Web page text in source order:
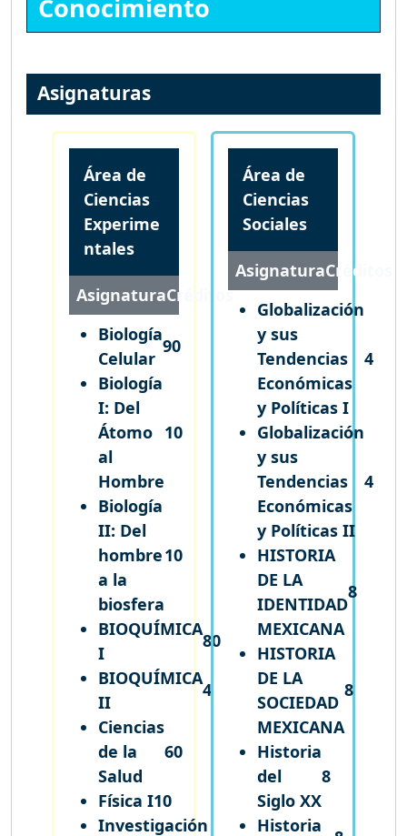
Conocimiento
Asignaturas
Área de
Ciencias
Experime
ntales
AsignaturaCréditos
Biología
Celular
90
Biología
I: Del
Átomo
al
Hombre
10
Biología
II: Del
hombre
a la
biosfera
10
BIOQUÍMICA
I
80
BIOQUÍMICA
II
4
Ciencias
de la
Salud
60
Física I10
Investigación
Área de
Ciencias
Sociales
AsignaturaCréditos
Globalización
y sus
Tendencias
Económicas
y Políticas I
4
Globalización
y sus
Tendencias
Económicas
y Políticas II
4
HISTORIA
DE LA
IDENTIDAD
MEXICANA
8
HISTORIA
DE LA
SOCIEDAD
MEXICANA
8
Historia
del
Siglo XX
8
Historia